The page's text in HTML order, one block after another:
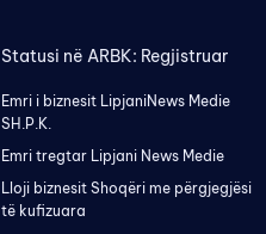
Statusi në ARBK: Regjistruar
Emri i biznesit LipjaniNews Medie
SH.P.K.
Emri tregtar Lipjani News Medie
Lloji biznesit Shoqëri me përgjegjësi
të kufizuara